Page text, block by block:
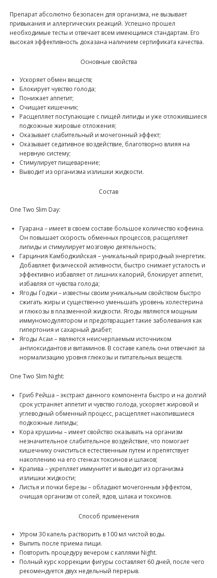
Препарат абсолютно безопасен для организма, не вызывает
привыкания и аллергических реакций. Успешно прошел
необходимые тесты и отвечает всем имеющимся стандартам. Его
высокая эффективность доказана наличием сертификата качества.
Основные свойства
Ускоряет обмен веществ;
Блокирует чувство голода;
Понижает аппетит;
Очищает кишечник;
Расщепляет поступающие с пищей липиды и уже отложившиеся
подкожные жировые отложения;
Оказывает слабительный и мочегонный эффект;
Оказывает седативное воздействие, благотворно влияя на
нервную систему;
Стимулирует пищеварение;
Выводит из организма излишки жидкости.
Состав
One Two Slim Day:
Гуарана – имеет в своем составе большое количество кофеина.
Он повышает скорость обменных процессов, расщепляет
липиды и стимулирует мозговую деятельность;
Гарциния Камбоджийская – уникальный природный энергетик.
Добавляет физической активности, быстро снимает усталость и
эффективно избавляет от лишних калорий, блокирует аппетит,
избавляя от чувства голода;
Ягоды Годжи – известны своим уникальным свойством быстро
сжигать жиры и существенно уменьшать уровень холестерина
и глюкозы в плазменной жидкости. Ягоды являются мощным
иммуномодулятором и предотвращает такие заболевания как
гипертония и сахарный диабет;
Ягоды Асаи – являются неисчерпаемым источником
антиоксидантов и витаминов. В составе капель они отвечают за
нормализацию уровня глюкозы и питательных веществ.
One Two Slim Night:
Гриб Рейша – экстракт данного компонента быстро и на долгий
срок устраняет аппетит и чувство голода, ускоряет жировой и
углеводный обменный процесс, расщепляет накопившиеся
подкожные липиды;
Кора крушины – имеет свойство оказывать на организм
незначительное слабительное воздействие, что помогает
кишечнику очиститься естественным путем и препятствует
накоплению на его стенках токсинов и шлаков;
Крапива – укрепляет иммунитет и выводит из организма
излишки жидкости;
Листья и почки березы – обладают мочегонным эффектом,
очищая организм от солей, ядов, шлака и токсинов.
Способ применения
Утром 30 капель растворить в 100 мл чистой воды.
Выпить после приема пищи.
Повторить процедуру вечером с каплями Night.
Полный курс коррекции фигуры составляет 60 дней, после чего
рекомендуется двух недельный перерыв.